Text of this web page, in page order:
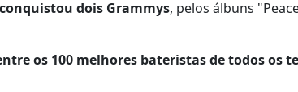
dois Grammys, pelos álbuns
os 100 melhores bateristas de todos os